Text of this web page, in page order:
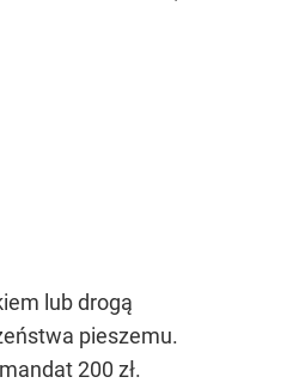
lub drogą
pieszemu.
200 zł.